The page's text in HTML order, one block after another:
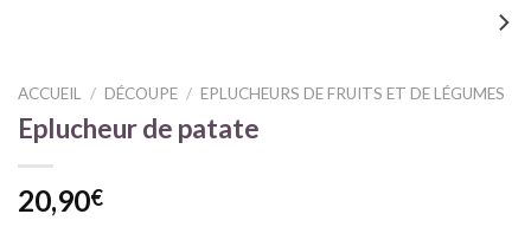
Ajouter
d'envie
ACCUEIL / DÉCOUPE / EPLUCHEURS DE FRUITS ET DE LÉGUMES
Eplucheur de patate
20,90€